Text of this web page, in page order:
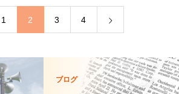
1 2 3 4
ブログ